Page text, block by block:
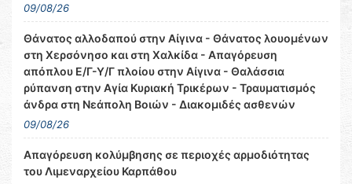
09/08/26
Θάνατος αλλοδαπού στην Αίγινα - Θάνατος λουομένων
στη Χερσόνησο και στη Χαλκίδα - Απαγόρευση
απόπλου Ε/Γ-Υ/Γ πλοίου στην Αίγινα - Θαλάσσια
ρύπανση στην Αγία Κυριακή Τρικέρων - Τραυματισμός
άνδρα στη Νεάπολη Βοιών - Διακομιδές ασθενών
09/08/26
Απαγόρευση κολύμβησης σε περιοχές αρμοδιότητας
του Λιμεναρχείου Καρπάθου